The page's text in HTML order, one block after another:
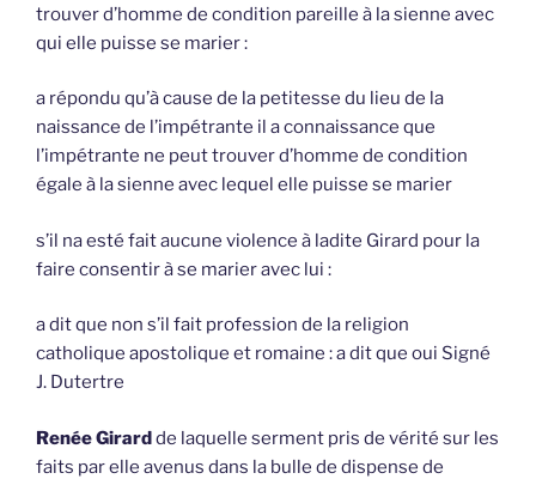
trouver d’homme de condition pareille à la sienne avec
qui elle puisse se marier :
a répondu qu’à cause de la petitesse du lieu de la
naissance de l’impétrante il a connaissance que
l’impétrante ne peut trouver d’homme de condition
égale à la sienne avec lequel elle puisse se marier
s’il na esté fait aucune violence à ladite Girard pour la
faire consentir à se marier avec lui :
a dit que non s’il fait profession de la religion
catholique apostolique et romaine : a dit que oui Signé
J. Dutertre
Renée Girardde laquelle serment pris de vérité sur les
faits par elle avenus dans la bulle de dispense de